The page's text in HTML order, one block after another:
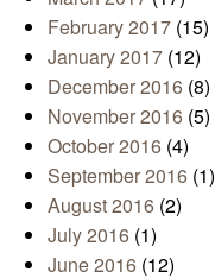
February 2017 (15)
January 2017 (12)
December 2016 (8)
November 2016 (5)
October 2016 (4)
September 2016 (1)
August 2016 (2)
July 2016 (1)
June 2016 (12)